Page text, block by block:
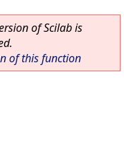
of Scilab is
of this function